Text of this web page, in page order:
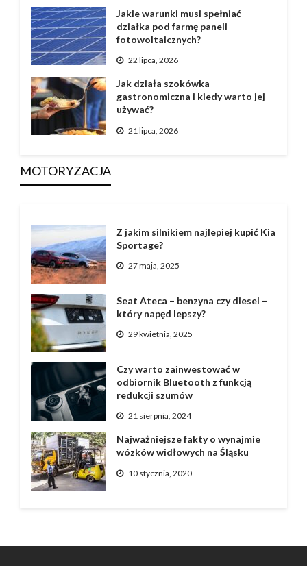
Jakie warunki musi spełniać
działka pod farmę paneli
fotowoltaicznych?
22 lipca, 2026
Jak działa szokówka
gastronomiczna i kiedy warto jej
używać?
21 lipca, 2026
MOTORYZACJA
Z jakim silnikiem najlepiej kupić Kia
Sportage?
27 maja, 2025
Seat Ateca – benzyna czy diesel –
który napęd lepszy?
29 kwietnia, 2025
Czy warto zainwestować w
odbiornik Bluetooth z funkcją
redukcji szumów
21 sierpnia, 2024
Najważniejsze fakty o wynajmie
wózków widłowych na Śląsku
10 stycznia, 2020